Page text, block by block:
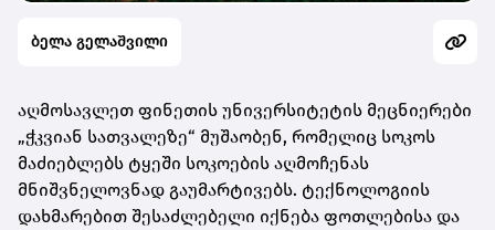
ბელა გელაშვილი
აღმოსავლეთ ფინეთის უნივერსიტეტის მეცნიერები
„ჭკვიან სათვალეზე“ მუშაობენ, რომელიც სოკოს
მაძიებლებს ტყეში სოკოების აღმოჩენას
მნიშვნელოვნად გაუმარტივებს. ტექნოლოგიის
დახმარებით შესაძლებელი იქნება ფოთლებისა და